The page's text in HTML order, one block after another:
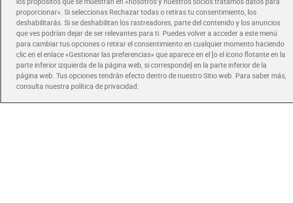
Ofertas
Chorizo de León dulce Dia
Nuestra Alacena 320 g
Sin gluten | Sin lactosa
3,84 € (12,00 €/KILO)
Añadir
proporcionar». Si seleccionas Rechazar todas o retiras tu consentimiento, los
deshabilitarás. Si se deshabilitan los rastreadores, parte del contenido y los anuncios
que ves podrían dejar de ser relevantes para ti. Puedes volver a acceder a este menú
para cambiar tus opciones o retirar el consentimiento en cualquier momento haciendo
clic en el enlace «Gestionar las preferencias» que aparece en el [o el ícono flotante en la
parte inferior izquierda de la página web, si corresponde] en la parte inferior de la
página web. Tus opciones tendrán efecto dentro de nuestro Sitio web. Para saber más,
consulta nuestra política de privacidad.